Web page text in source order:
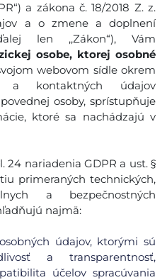
a zákona č. 18/2018 Z. z.
a o zmene a doplnení
len ,,Zákon“), Vám
osobe, ktorej osobné
webovom sídle okrem
a kontaktných údajov
osoby, sprístupňuje
ktoré sa nachádzajú v
24 nariadenia GDPR a ust. §
primeraných technických,
a bezpečnostných
najmä:
údajov, ktorými sú
a transparentnosť,
účelov spracúvania